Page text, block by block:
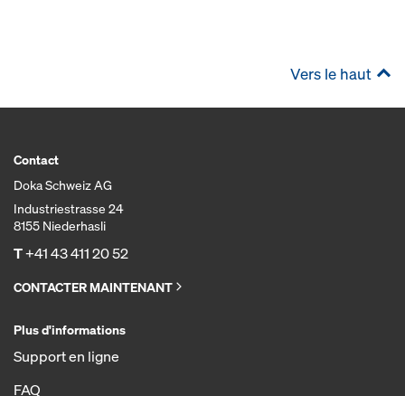
Vers le haut
Contact
Doka Schweiz AG
Industriestrasse 24
8155 Niederhasli
T+41 43 411 20 52
CONTACTER MAINTENANT
Plus d'informations
Support en ligne
FAQ